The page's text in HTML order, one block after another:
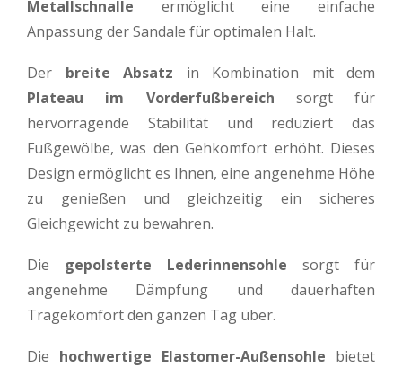
Metallschnalle ermöglicht eine einfache
Anpassung der Sandale für optimalen Halt.
Der breite Absatz in Kombination mit dem
Plateau im Vorderfußbereich sorgt für
hervorragende Stabilität und reduziert das
Fußgewölbe, was den Gehkomfort erhöht. Dieses
Design ermöglicht es Ihnen, eine angenehme Höhe
zu genießen und gleichzeitig ein sicheres
Gleichgewicht zu bewahren.
Die gepolsterte Lederinnensohle sorgt für
angenehme Dämpfung und dauerhaften
Tragekomfort den ganzen Tag über.
Die hochwertige Elastomer-Außensohle bietet